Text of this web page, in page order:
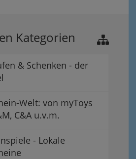
Kategorien
& Schenken - der
Welt: von myToys
C&A u.v.m.
- Lokale